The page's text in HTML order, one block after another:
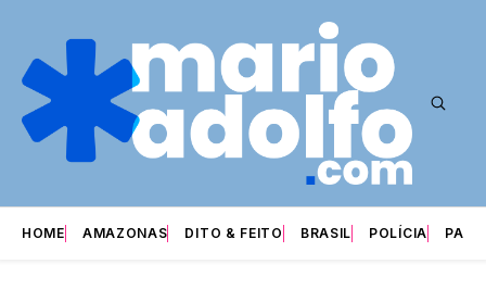
HOME AMAZONAS DITO & FEITO BRASIL POLÍCIA